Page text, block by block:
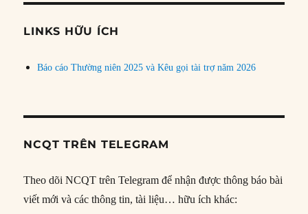
đề
LINKS HỮU ÍCH
Báo cáo Thường niên 2025 và Kêu gọi tài trợ năm 2026
NCQT TRÊN TELEGRAM
Theo dõi NCQT trên Telegram để nhận được thông báo bài
viết mới và các thông tin, tài liệu… hữu ích khác: